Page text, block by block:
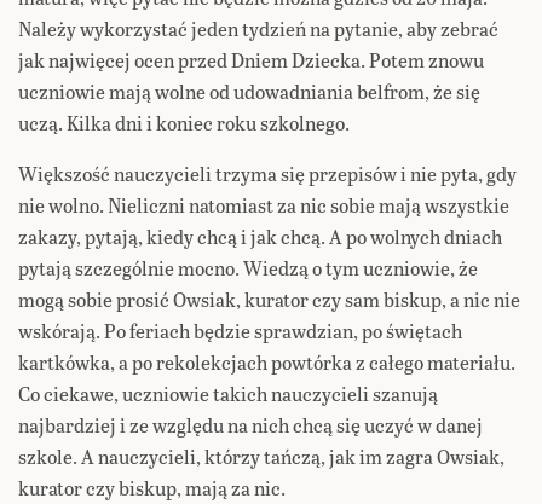
Należy wykorzystać jeden tydzień na pytanie, aby zebrać
jak najwięcej ocen przed Dniem Dziecka. Potem znowu
uczniowie mają wolne od udowadniania belfrom, że się
uczą. Kilka dni i koniec roku szkolnego.
Większość nauczycieli trzyma się przepisów i nie pyta, gdy
nie wolno. Nieliczni natomiast za nic sobie mają wszystkie
zakazy, pytają, kiedy chcą i jak chcą. A po wolnych dniach
pytają szczególnie mocno. Wiedzą o tym uczniowie, że
mogą sobie prosić Owsiak, kurator czy sam biskup, a nic nie
wskórają. Po feriach będzie sprawdzian, po świętach
kartkówka, a po rekolekcjach powtórka z całego materiału.
Co ciekawe, uczniowie takich nauczycieli szanują
najbardziej i ze względu na nich chcą się uczyć w danej
szkole. A nauczycieli, którzy tańczą, jak im zagra Owsiak,
kurator czy biskup, mają za nic.